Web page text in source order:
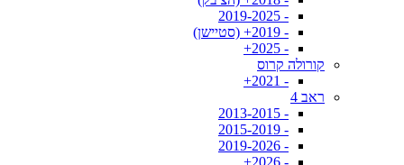
- 2019-2025
- 2019+ (סטיישן)
- 2025+
קורולה קרוס
- 2021+
ראב 4
- 2013-2015
- 2015-2019
- 2019-2026
- 2026+